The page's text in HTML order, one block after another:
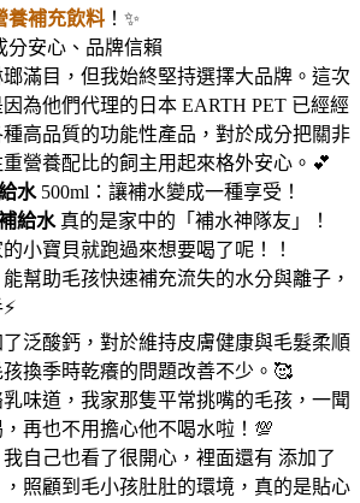
養補充飲料 ！✨
分安心、品牌信賴
滿目，但我始終堅持選擇大品牌。這次
為他們代理的日本 EARTH PET 已經經
高品質的功能性產品，對於成分把關非
營養配比的飼主用起來格外安心。💕
水500ml：讓補水變成一種享受！
給水 真的是家中的「補水神隊友」！
小寶貝就跑過來想要喝了呢！！
幫助毛孩快速補充流失的水分與離子，
泛酸鈣，對於維持皮膚健康與毛髮柔順
換季時乾癢的問題改善不少。🥰
味道，我家那隻平常挑嘴的毛孩，一聞
再也不用擔心他不喝水啦！💯
自己也看了很開心，裡面還有 添加了
照顧到毛小孩肚肚的環境，真的是貼心